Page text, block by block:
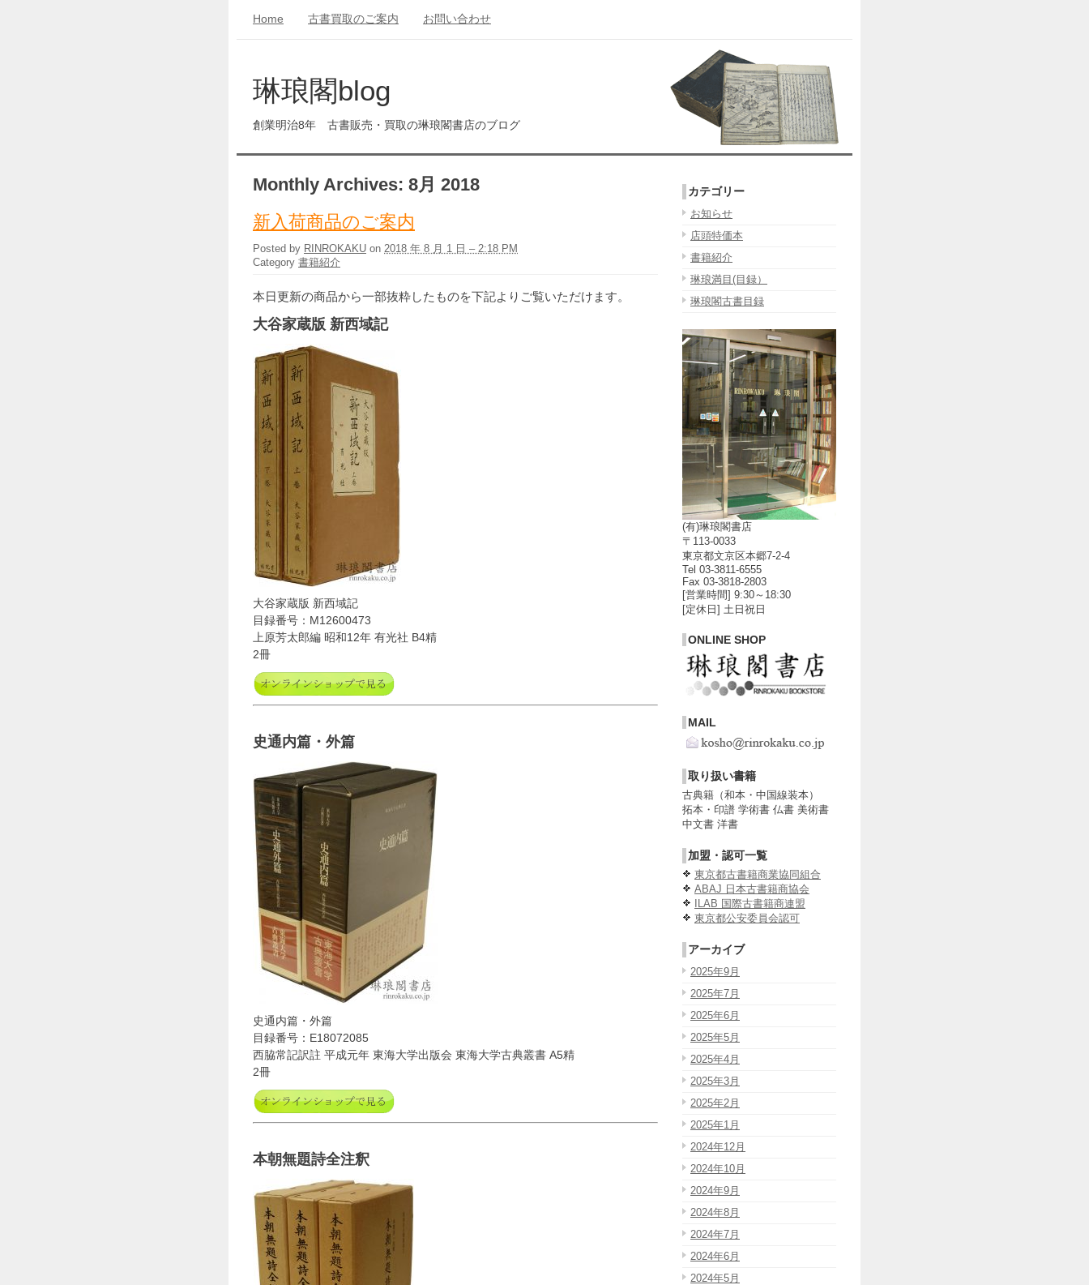
Home 古書買取のご案内 お問い合わせ
琳琅閣blog
創業明治8年 古書販売・買取の琳琅閣書店のブログ
Monthly Archives: 8月 2018
新入荷商品のご案内
Posted by RINROKAKU on 2018 年 8 月 1 日 – 2:18 PM
Category 書籍紹介
本日更新の商品から一部抜粋したものを下記よりご覧いただけます。
大谷家蔵版 新西域記
大谷家蔵版 新西域記
目録番号：M12600473
上原芳太郎編 昭和12年 有光社 B4精
2冊
史通内篇・外篇
史通内篇・外篇
目録番号：E18072085
西脇常記訳註 平成元年 東海大学出版会 東海大学古典叢書 A5精
2冊
本朝無題詩全注釈
カテゴリー
お知らせ
店頭特価本
書籍紹介
琳琅満目(目録）
琳琅閣古書目録
(有)琳琅閣書店
〒113-0033
東京都文京区本郷7-2-4
Tel 03-3811-6555
Fax 03-3818-2803
[営業時間] 9:30～18:30
[定休日] 土日祝日
ONLINE SHOP
MAIL
取り扱い書籍
古典籍（和本・中国線装本）
拓本・印譜 学術書 仏書 美術書
中文書 洋書
加盟・認可一覧
東京都古書籍商業協同組合
ABAJ 日本古書籍商協会
ILAB 国際古書籍商連盟
東京都公安委員会認可
アーカイブ
2025年9月
2025年7月
2025年6月
2025年5月
2025年4月
2025年3月
2025年2月
2025年1月
2024年12月
2024年10月
2024年9月
2024年8月
2024年7月
2024年6月
2024年5月